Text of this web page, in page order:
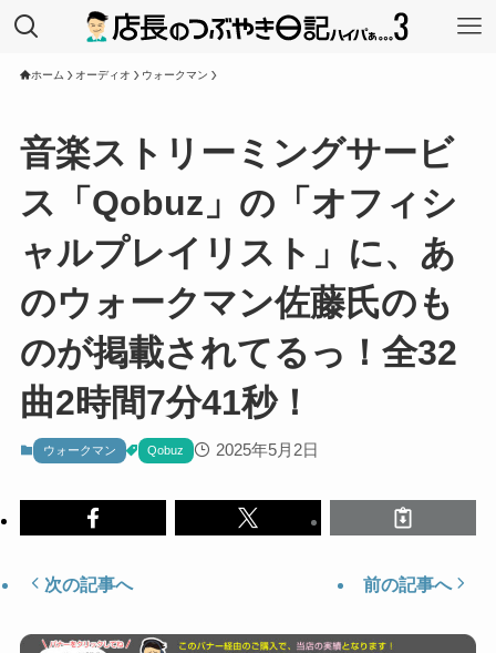
ホーム オーディオ ウォークマン
音楽ストリーミングサービ
ス「Qobuz」の「オフィシ
ャルプレイリスト」に、あ
のウォークマン佐藤氏のも
のが掲載されてるっ！全32
曲2時間7分41秒！
ウォークマン Qobuz 2025年5月2日
次の記事へ 前の記事へ